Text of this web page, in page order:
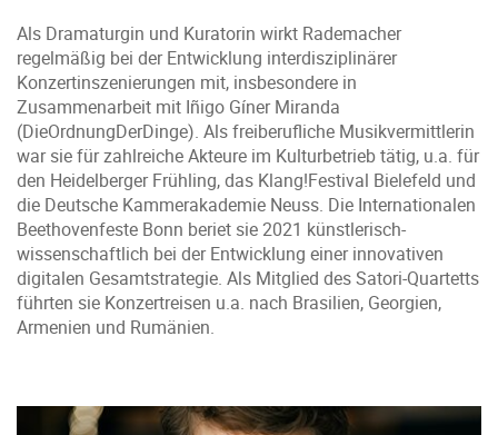
Als Dramaturgin und Kuratorin wirkt Rademacher
regelmäßig bei der Entwicklung interdisziplinärer
Konzertinszenierungen mit, insbesondere in
Zusammenarbeit mit Iñigo Gíner Miranda
(DieOrdnungDerDinge). Als freiberufliche Musikvermittlerin
war sie für zahlreiche Akteure im Kulturbetrieb tätig, u.a. für
den Heidelberger Frühling, das Klang!Festival Bielefeld und
die Deutsche Kammerakademie Neuss. Die Internationalen
Beethovenfeste Bonn beriet sie 2021 künstlerisch-
wissenschaftlich bei der Entwicklung einer innovativen
digitalen Gesamtstrategie. Als Mitglied des Satori-Quartetts
führten sie Konzertreisen u.a. nach Brasilien, Georgien,
Armenien und Rumänien.